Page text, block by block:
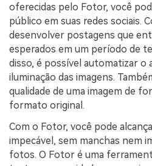
oferecidas pelo Fotor, você
público em suas redes sociais.
desenvolver postagens que
esperados em um período de
disso, é possível automatizar o
iluminação das imagens.
qualidade de uma imagem de
formato original.
Com o Fotor, você pode
impecável, sem manchas nem
fotos. O Fotor é uma